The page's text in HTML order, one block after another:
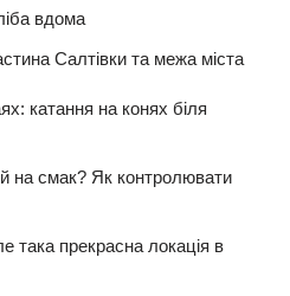
вдома
Салтівки та межа міста
катання на конях біля
на смак? Як контролювати
така прекрасна локація в